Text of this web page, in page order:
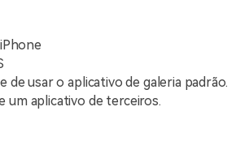
de usar o aplicativo de galeria padrão.
um aplicativo de terceiros.